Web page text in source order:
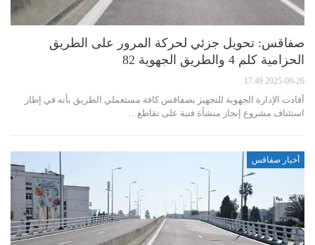
صفاقس: تحويل جزئي لحركة المرور على الطريق
الحزامية كلم 4 والطريق الجهوية 82
2025-09-26 17:49
أفادت الإدارة الجهوية للتجهيز بصفاقس كافة مستعملي الطريق بأنه في إطار
استئناف مشروع إنجاز منشأة فنية على تقاطع…
أخبار صفاقس